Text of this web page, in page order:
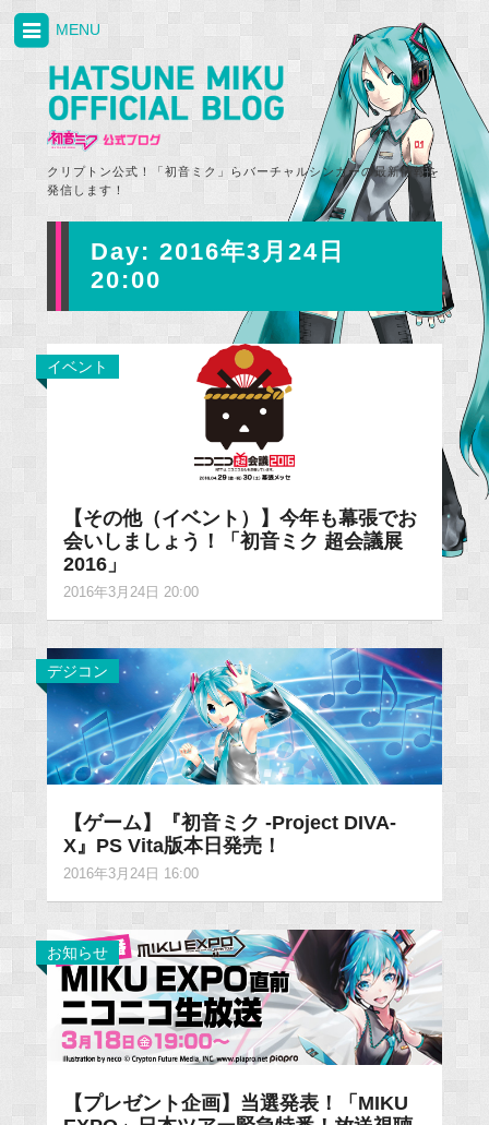
クリプトン公式！「初音ミク」らバーチャルシンガーの最新情報を
発信します！
MENU
Day: 2016年3月24日
20:00
イベント
【その他（イベント）】今年も幕張でお
会いしましょう！「初音ミク 超会議展
2016」
2016年3月24日 20:00
デジコン
【ゲーム】『初音ミク -Project DIVA-
X』PS Vita版本日発売！
2016年3月24日 16:00
お知らせ
【プレゼント企画】当選発表！「MIKU